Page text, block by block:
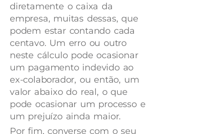
diretamente o caixa da
empresa, muitas dessas, que
podem estar contando cada
centavo. Um erro ou outro
neste cálculo pode ocasionar
um pagamento indevido ao
ex-colaborador, ou então, um
valor abaixo do real, o que
pode ocasionar um processo e
um prejuízo ainda maior.
Por fim, converse com o seu